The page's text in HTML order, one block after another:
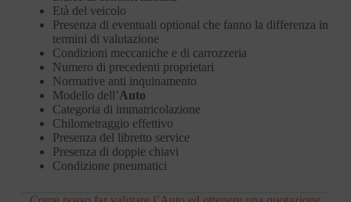
Età del veicolo
Presenza di eventuali optional che fanno la differenza in
termini di valutazione
Condizioni meccaniche e di carrozzeria
Numero di precedenti proprietari
Normative anti inquinamento
Modello dell’Auto
Categoria di immatricolazione
Chilometraggio effettivo
Presenza del libretto service
Presenza di doppie chiavi
Condizione pneumatici